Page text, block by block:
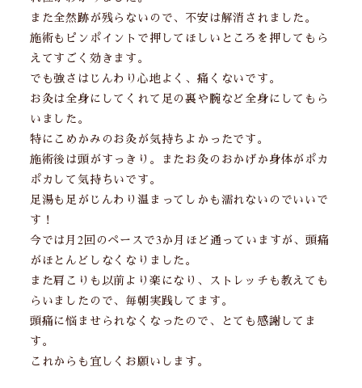
また全然跡が残らないので、不安は解消されました。
施術もピンポイントで押してほしいところを押してもら
えてすごく効きます。
でも強さはじんわり心地よく、痛くないです。
お灸は全身にしてくれて足の裏や腕など全身にしてもら
いました。
特にこめかみのお灸が気持ちよかったです。
施術後は頭がすっきり。またお灸のおかげか身体がポカ
ポカして気持ちいです。
足湯も足がじんわり温まってしかも濡れないのでいいで
す！
今では月2回のペースで3か月ほど通っていますが、頭痛
がほとんどしなくなりました。
また肩こりも以前より楽になり、ストレッチも教えても
らいましたので、毎朝実践してます。
頭痛に悩ませられなくなったので、とても感謝してま
す。
これからも宜しくお願いします。